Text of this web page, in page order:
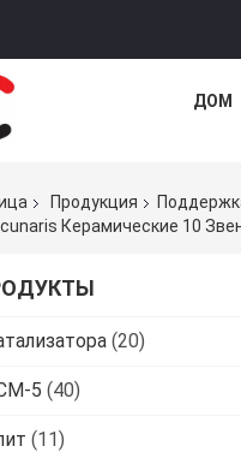
ДОМ
Продукция
Керамические 10
(20)
5 (40)
(11)